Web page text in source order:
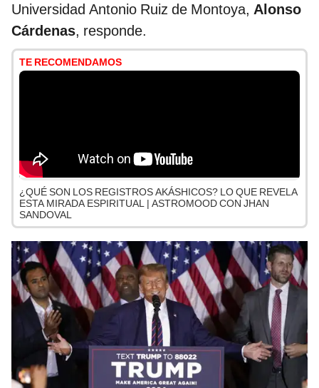
Universidad Antonio Ruiz de Montoya, Alonso
Cárdenas, responde.
TE RECOMENDAMOS
¿QUÉ SON LOS REGISTROS AKÁSHICOS? LO QUE REVELA
ESTA MIRADA ESPIRITUAL | ASTROMOOD CON JHAN
SANDOVAL